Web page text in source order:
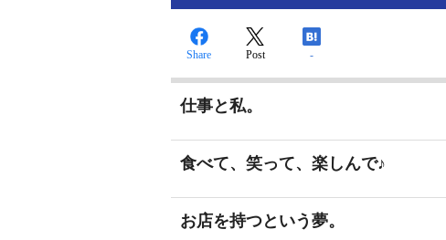
Share Post -
仕事と私。
食べて、笑って、楽しんで♪
お店を持つという夢。